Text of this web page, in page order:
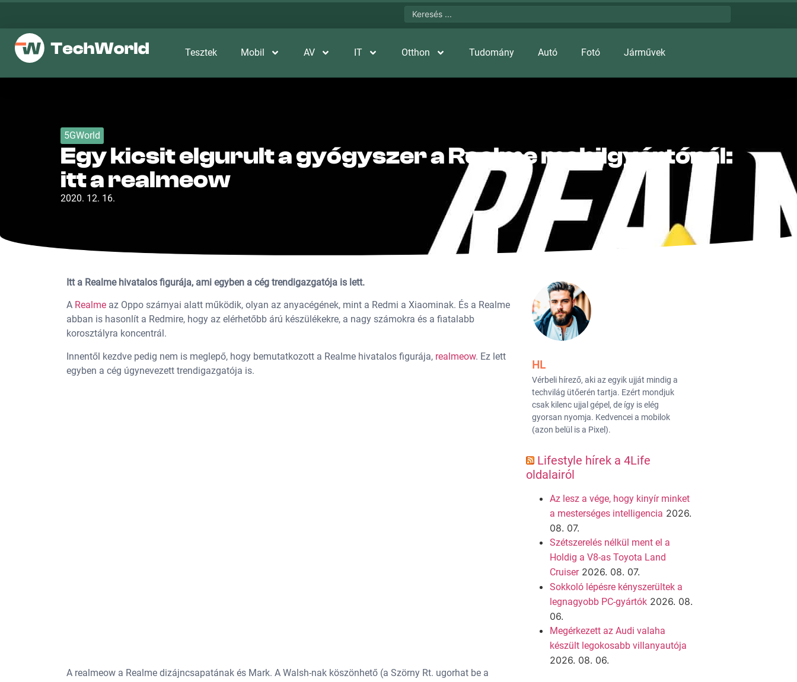
Tesztek Mobil AV IT Otthon Tudomány Autó Fotó Járművek
5GWorld
Egy kicsit elgurult a gyógyszer a Realme mobilgyártónál:
itt a realmeow
2020. 12. 16.
Itt a Realme hivatalos figurája, ami egyben a cég trendigazgatója is lett.
A Realme az Oppo szárnyai alatt működik, olyan az anyacégének, mint a Redmi a Xiaominak. És a Realme
abban is hasonlít a Redmire, hogy az elérhetőbb árú készülékekre, a nagy számokra és a fiatalabb
korosztályra koncentrál.
Innentől kezdve pedig nem is meglepő, hogy bemutatkozott a Realme hivatalos figurája, realmeow. Ez lett
egyben a cég úgynevezett trendigazgatója is.
A realmeow a Realme dizájncsapatának és Mark. A Walsh-nak köszönhető (a Szörny Rt. ugorhat be a
HL
Vérbeli hírező, aki az egyik ujját mindig a
techvilág ütőerén tartja. Ezért mondjuk
csak kilenc ujjal gépel, de így is elég
gyorsan nyomja. Kedvencei a mobilok
(azon belül is a Pixel).
Lifestyle hírek a 4Life
oldalairól
Az lesz a vége, hogy kinyír minket
a mesterséges intelligencia 2026.
08. 07.
Szétszerelés nélkül ment el a
Holdig a V8-as Toyota Land
Cruiser 2026. 08. 07.
Sokkoló lépésre kényszerültek a
legnagyobb PC-gyártók 2026. 08.
06.
Megérkezett az Audi valaha
készült legokosabb villanyautója
2026. 08. 06.